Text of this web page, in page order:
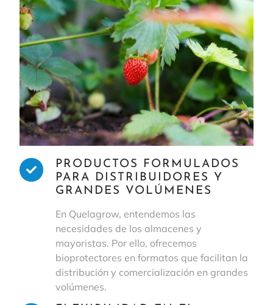
PRODUCTOS FORMULADOS
PARA DISTRIBUIDORES Y
GRANDES VOLÚMENES
En Quelagrow, entendemos las
necesidades de los almacenes y
mayoristas. Por ello, ofrecemos
bioprotectores en formatos que facilitan la
distribución y comercialización en grandes
volúmenes.